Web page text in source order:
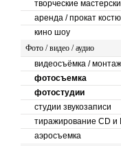
творческие
аренда / прокат
кино шоу
Фото / видео / аудио
видеосъёмка / монтаж
фотосъемка
фотостудии
студии звукозаписи
тиражирование CD и
аэросъемка